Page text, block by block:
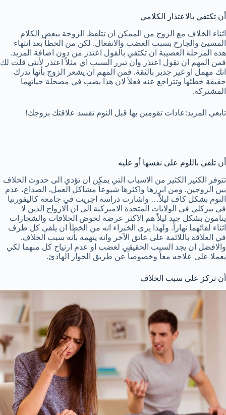
أن تكتفي بالاعتذار الكلامي
اثناء الخلاف مع الزوج من الممكن ان تتلفظ الزوجة ببعض الكلام
المسيئ والجارح بسبب الغضب والانفعال. لكن من الخطأ بعد انتهاء
هذه المرحلة العصيبة ان تكتفي بالقول اعتذر من دون اضافة المزيد.
فمن المهم ان تقول اعتذر وان تبرر السبب اي مثلاً اعتذر لأنني قلت لك
انك مهمل او غير جدير بالثقة. فمن المهم ان يشعر الزوج بأنها تدرك
حقيقة خطئها وتتراجع عنه فعلاً لان هذا يصب في مصحلة حياتهما
المشتركة.
تابعي المزيد:عادات تقومين بها قبل النوم تفسد علاقتك بزوجك!
أن تلقي باللوم على نفسها أو عليه
تتوفر الكثير الكثير من الاسباب التي يمكن ان تؤدي الى حدوث الخلاف
بين الزوجين. ومن ابرزها واكثرها شيوعاً مشاكل العمل، الصداع، عدم
النوم بشكل كاف ليلاً… واشارت دراسة اجريت في جامعة كاليفورنيا
في بيركلي في الولايات المتحدة الاميركية الى ان الازواج الذين لا
ينامون بشكل جيد ليلاً هم الاكثر عرضة لخوض الخلافات والشجارات
اثناء لقائهما نهاراً. ولهذا يرى الخبراء انه من الخطأ ان يلقي كل طرف
في العلاقة باللائمة على عاتق الآخر وانه يتهمه بأنه سبب الخلاف.
والافضل ان يجد السبب الحقيقي لغضب او عدم ارتياح كل منهما لكي
يعملا على علاجه معاً وخصوصاً عن طريق الحوار الهادئ.
أن تركز على سبب الخلاف